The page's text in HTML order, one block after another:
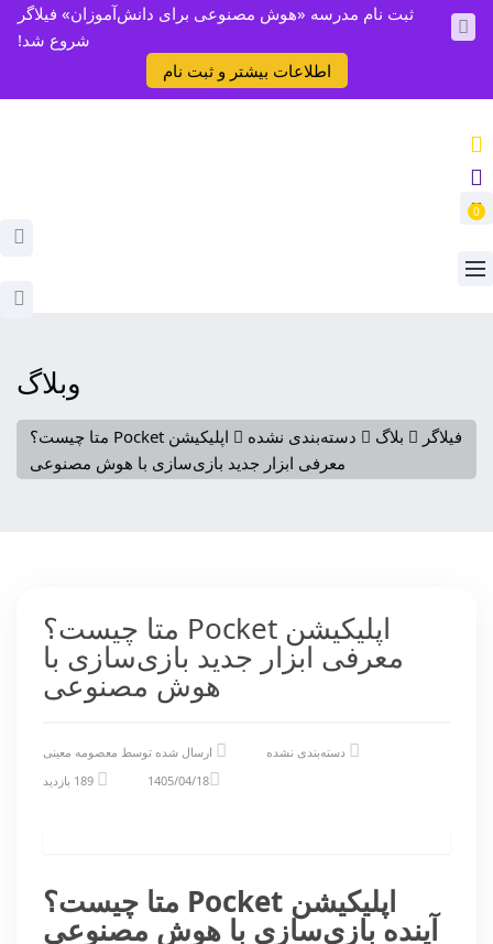
ثبت نام مدرسه «هوش مصنوعی برای دانش‌آموزان» فیلاگر
شروع شد!
اطلاعات بیشتر و ثبت نام
0
وبلاگ
فیلاگر بلاگ دسته‌بندی نشده
اپلیکیشن Pocket متا چیست؟
معرفی ابزار جدید بازی‌سازی با هوش مصنوعی
اپلیکیشن Pocket متا چیست؟
معرفی ابزار جدید بازی‌سازی با
هوش مصنوعی
دسته‌بندی نشده ارسال شده توسط معصومه معینی
1405/04/18
اپلیکیشن متا چیست؟
آینده بازی‌سازی با هوش مصنوعی